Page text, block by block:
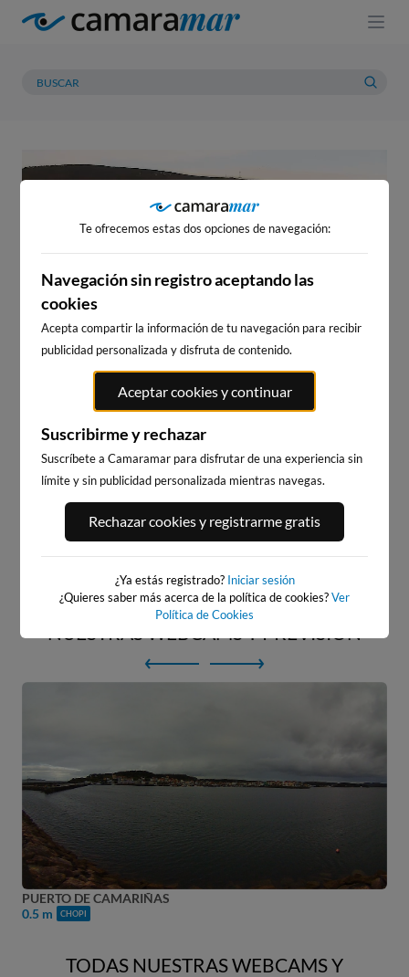
No te pierdas
un díade surf y
playa
NUESTRAS WEBCAMS Y PREVISIÓN
PLAYA DE CAMARIÑAS
TODAS NUESTRAS WEBCAMS Y
Te ofrecemos estas dos opciones de navegación:
Navegación sin registro aceptando las
cookies
Acepta compartir la información de tu navegación para recibir
publicidad personalizada y disfruta de contenido.
Aceptar cookies y continuar
Suscribirme y rechazar
Suscríbete a Camaramar para disfrutar de una experiencia sin
límite y sin publicidad personalizada mientras navegas.
Rechazar cookies y registrarme gratis
¿Ya estás registrado? Iniciar sesión
¿Quieres saber más acerca de la política de cookies?Ver
Política de Cookies